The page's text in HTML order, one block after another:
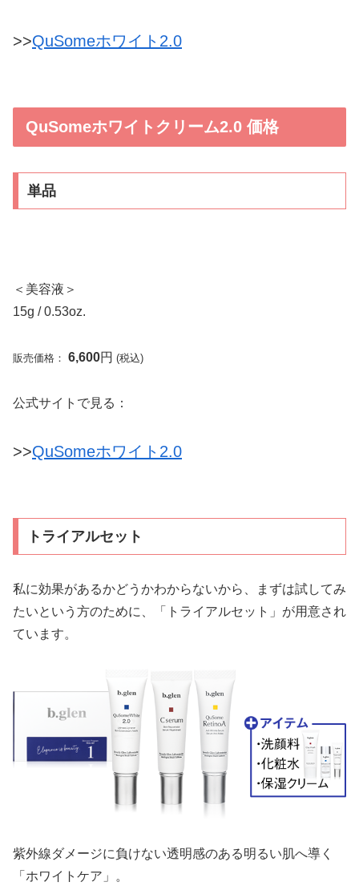
>>QuSomeホワイト2.0
QuSomeホワイトクリーム2.0 価格
単品
＜美容液＞
15g / 0.53oz.
販売価格： 6,600円 (税込)
公式サイトで見る：
>>QuSomeホワイト2.0
トライアルセット
私に効果があるかどうかわからないから、まずは試してみ
たいという方のために、「トライアルセット」が用意され
ています。
紫外線ダメージに負けない透明感のある明るい肌へ導く
「ホワイトケア」。